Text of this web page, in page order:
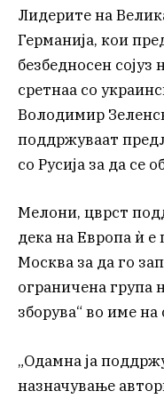
Лидерите на
Германија, кои
безбедносен сојуз
сретнаа со
Володимир
поддржуваат
со Русија за да се
Мелони, цврст
дека на Европа ѝ е
Москва за да го
ограничена група
зборува“ во име на
„Одамна ја
назначување